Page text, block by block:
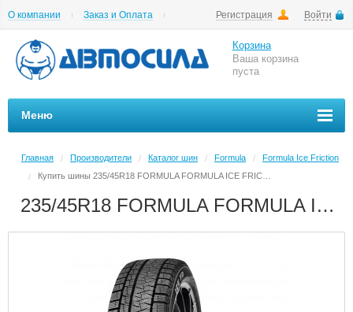
Регистрация Войти
О компании
Заказ и Оплата
Корзина
Ваша корзина
пуста
Меню
Главная / Производители / Каталог шин / Formula / Formula Ice Friction
/
235/45R18 FORMULA FORMULA ICE FRICTION